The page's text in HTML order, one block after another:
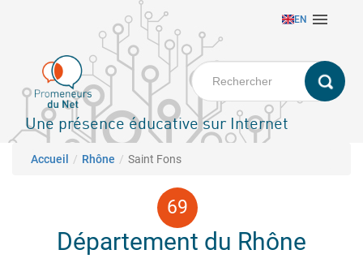
principal
EN 
Une présence éducative sur Internet
Fil d'Ariane
Accueil Rhône Saint Fons
Département du Rhône